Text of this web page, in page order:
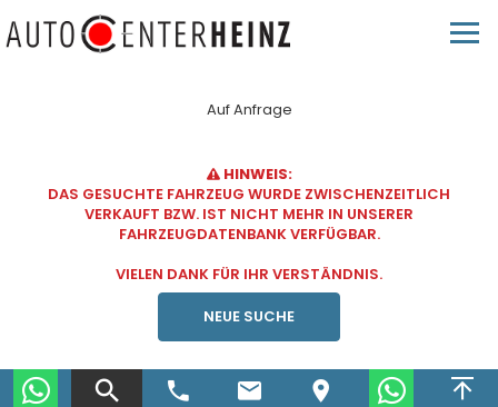
Auf Anfrage
HINWEIS:
DAS GESUCHTE FAHRZEUG WURDE ZWISCHENZEITLICH
VERKAUFT BZW. IST NICHT MEHR IN UNSERER
FAHRZEUGDATENBANK VERFÜGBAR.
VIELEN DANK FÜR IHR VERSTÄNDNIS.
NEUE SUCHE